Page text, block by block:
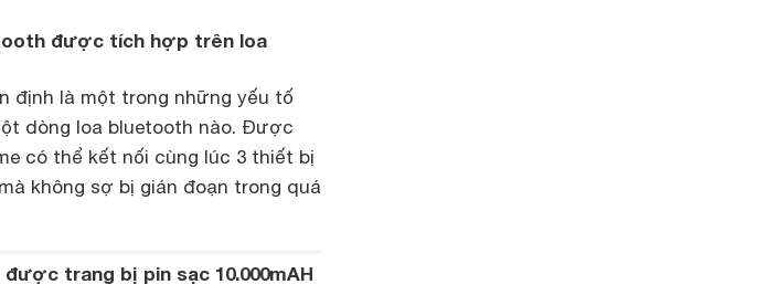
được tích hợp trên loa
định là một trong những yếu tố
dòng loa bluetooth nào. Được
có thể kết nối cùng lúc 3 thiết bị
không sợ bị gián đoạn trong quá
trang bị pin sạc 10.000mAH